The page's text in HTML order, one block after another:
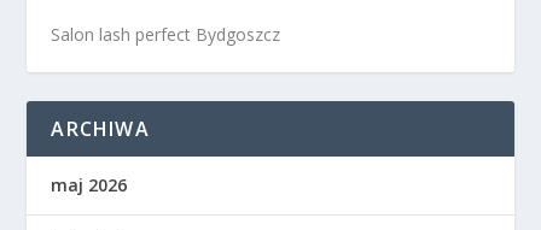
Salon lash perfect Bydgoszcz
ARCHIWA
maj 2026